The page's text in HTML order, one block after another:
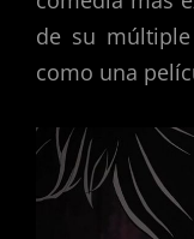
de su
como una